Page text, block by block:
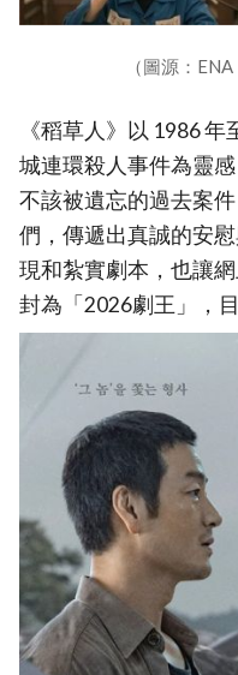
（圖源：
《稻草人》以 1986
城連環殺人事件為靈
不該被遺忘的過去案
們，傳遞出真誠的安
現和紮實劇本，也讓
封為「2026劇王」，